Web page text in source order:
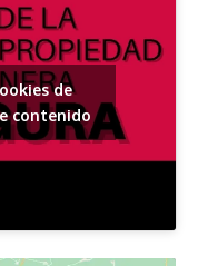
de
contenido